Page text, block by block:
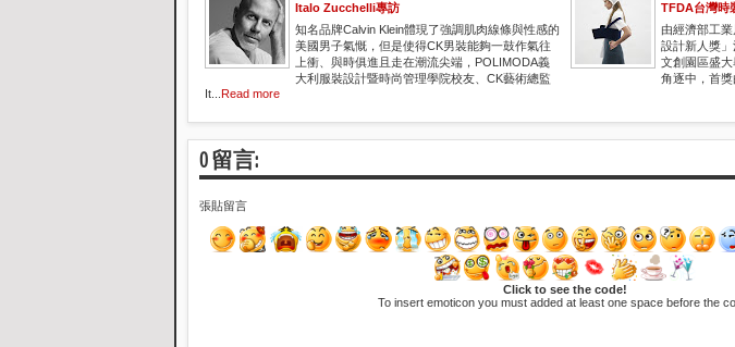
Italo Zucchelli專訪
知名品牌Calvin Klein體現了強調肌肉線條與性感的
美國男子氣慨，但是使得CK男裝能夠一鼓作氣往
上衝、與時俱進且走在潮流尖端，POLIMODA義
大利服裝設計暨時尚管理學院校友、CK藝術總監
It...
Read more
TFDA台灣時
由經濟部工
設計新人獎
文創園區盛
角逐中，首獎
0 留言:
張貼留言
Click to see the code!
To insert emoticon you must added at least one space before the